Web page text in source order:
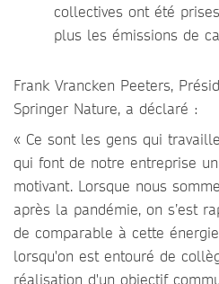
collectives ont été
plus les émissions de
Frank Vrancken Peeters,
Springer Nature, a déclaré :
« Ce sont les gens qui
qui font de notre entreprise
motivant. Lorsque nous
après la pandémie, on s’est
de comparable à cette
lorsqu'on est entouré de
réalisation d'un objectif